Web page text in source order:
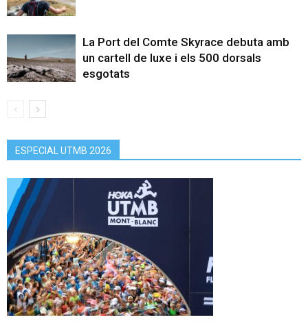
La Port del Comte Skyrace debuta amb
un cartell de luxe i els 500 dorsals
esgotats
ESPECIAL UTMB 2026